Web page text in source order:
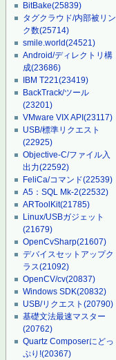
BitBake(25839)
タグクラウド/内部被リン
ク数(25714)
smile.world(24521)
Android/ディレクトリ構
成(23686)
IBM T221(23419)
BackTrack/ツール
(23201)
VMware VIX API(23117)
USB/標準リクエスト
(22925)
Objective-C/ファイル入
出力(22592)
FeliCa/コマンド(22539)
A5：SQL Mk-2(22532)
ARToolKit(21785)
Linux/USBガジェット
(21679)
OpenCvSharp(21607)
デバイスセットアップク
ラス(21092)
OpenCV/cv(20837)
Windows SDK(20832)
USB/リクエスト(20790)
基礎文法最速マスター
(20762)
Quartz Composerにどっ
ぷり!(20367)